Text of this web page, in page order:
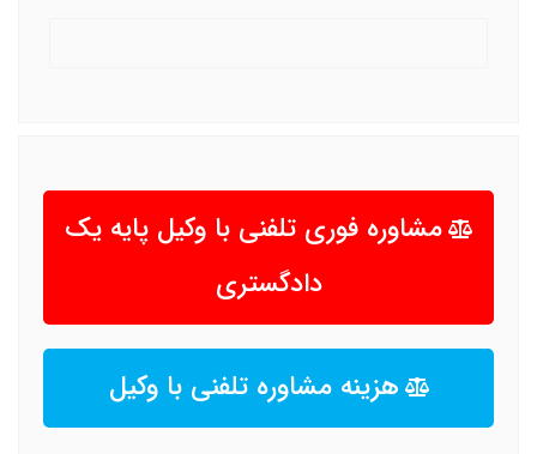
مشاوره فوری تلفنی با وکیل پایه یک
دادگستری
هزینه مشاوره تلفنی با وکیل